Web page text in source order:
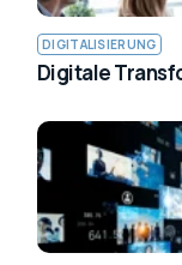
DIGITALISIERUNG
Digitale